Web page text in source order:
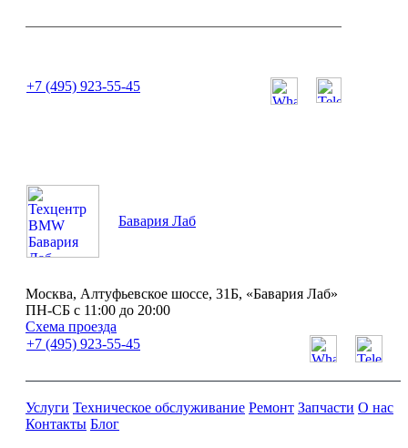
+7 (495) 923-55-45
Бавария Лаб
Москва, Алтуфьевское шоссе, 31Б, «Бавария Лаб»
ПН-СБ с 11:00 до 20:00
Схема проезда
+7 (495) 923-55-45
Услуги Техническое обслуживание Ремонт Запчасти О нас
Контакты Блог